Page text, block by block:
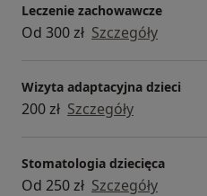
Leczenie zachowawcze
Od 300 zł Szczegóły
Wizyta adaptacyjna dzieci
200 zł Szczegóły
Stomatologia dziecięca
Od 250 zł Szczegóły